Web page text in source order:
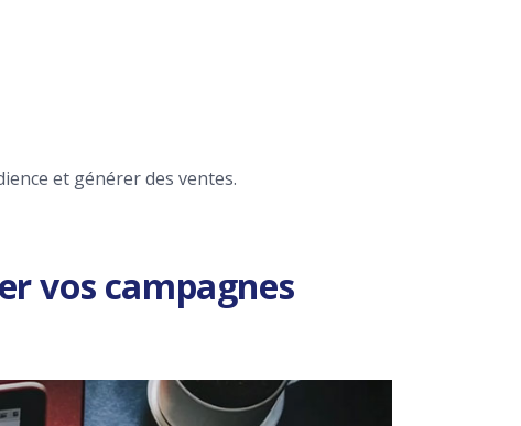
et générer des ventes.
vos campagnes